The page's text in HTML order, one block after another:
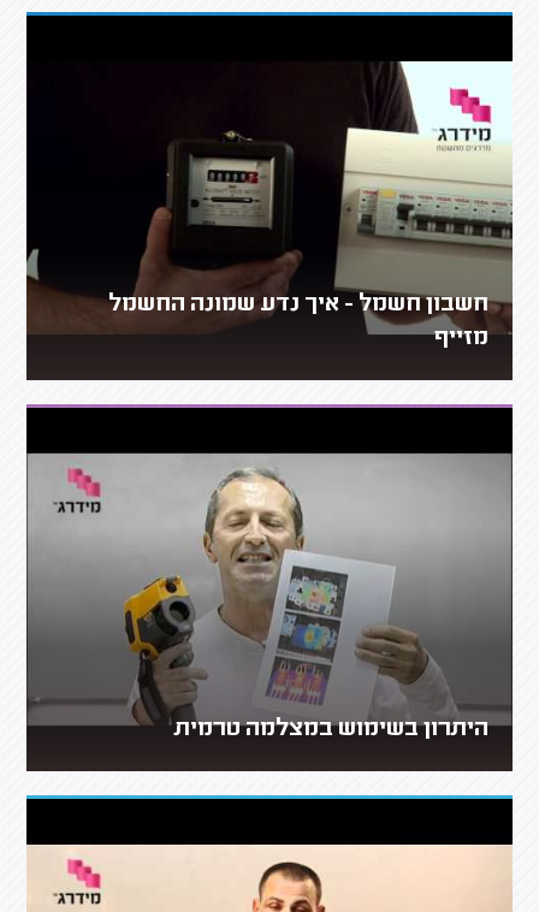
חשבון חשמל - איך נדע שמונה החשמל
מזייף
היתרון בשימוש במצלמה טרמית